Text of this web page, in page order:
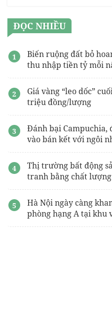
ĐỌC NHIỀU
Biến ruộng đất bỏ
thu nhập tiền tỷ mỗi
Giá vàng “leo dốc”
triệu đồng/lượng
Đánh bại Campuchia,
vào bán kết với ngôi
Thị trường bất động
tranh bằng chất lượng
Hà Nội ngày càng
phòng hạng A tại khu